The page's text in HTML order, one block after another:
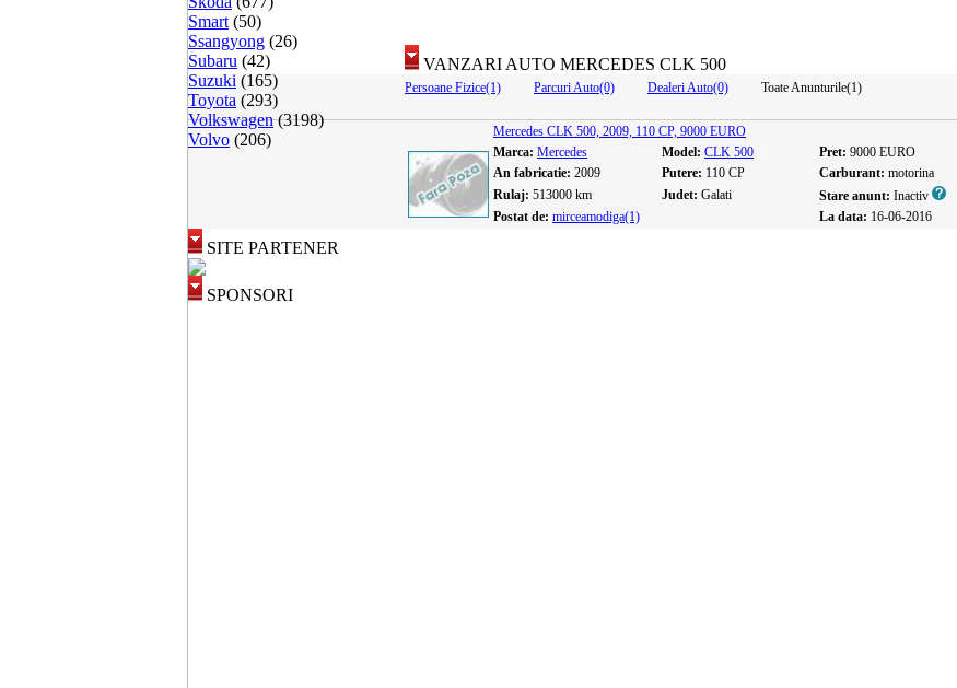
Smart (50)
Ssangyong (26)
Subaru (42)
Suzuki (165)
Toyota (293)
Volkswagen(3198)
Volvo (206)
VANZARI AUTO MERCEDES CLK 500
Persoane Fizice(1) Parcuri Auto(0) Dealeri Auto(0) Toate Anunturile(1)
Mercedes CLK 500, 2009, 110 CP, 9000 EURO
Marca: Mercedes Model: CLK 500 Pret: 9000 EURO
An fabricatie: 2009 Putere: 110 CP Carburant: motorina
Rulaj: 513000 km Judet: Galati Stare anunt: Inactiv
Postat de: mirceamodiga(1) La data: 16-06-2016
SITE PARTENER
SPONSORI